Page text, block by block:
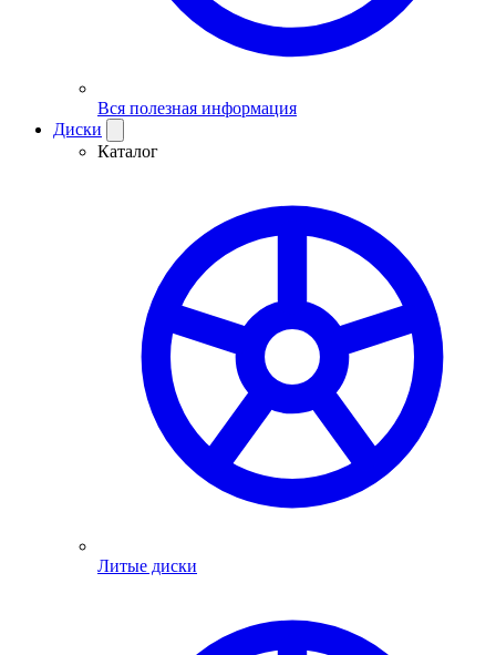
Вся полезная информация
Диски
Каталог
Литые диски